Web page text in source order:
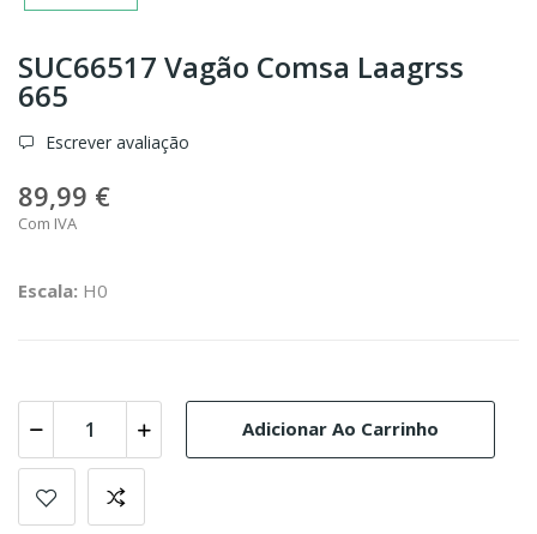
SUC66517 Vagão Comsa Laagrss
665
Escrever avaliação
89,99 €
Com IVA
Escala: H0
Adicionar Ao Carrinho